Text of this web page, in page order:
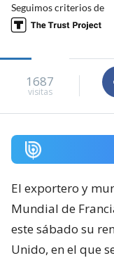
Seguimos criterios de
1687
visitas
El exportero y
Mundial de
este sábado su
Unido, en el que